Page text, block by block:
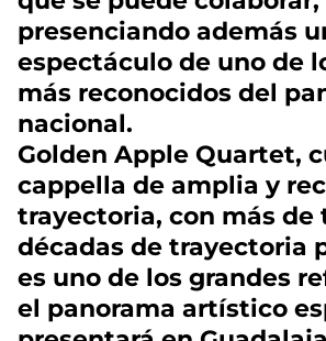
presenciando además
espectáculo de uno de
más reconocidos del
nacional.
Golden Apple Quartet,
cappella de amplia y
trayectoria, con más de
décadas de trayectoria
es uno de los grandes
el panorama artístico